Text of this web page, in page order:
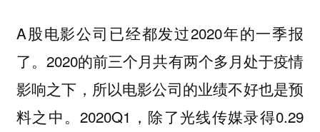
A股电影公司已经都发过2020年的一季报
了。2020的前三个月共有两个多月处于疫情
影响之下，所以电影公司的业绩不好也是预
料之中。2020Q1，除了光线传媒录得0.29